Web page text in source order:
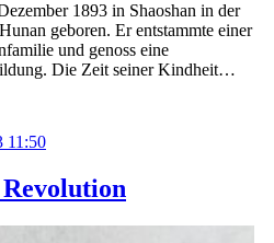
1893 in Shaoshan in der
geboren. Er entstammte einer
und genoss eine
Die Zeit seiner Kindheit…
11:50